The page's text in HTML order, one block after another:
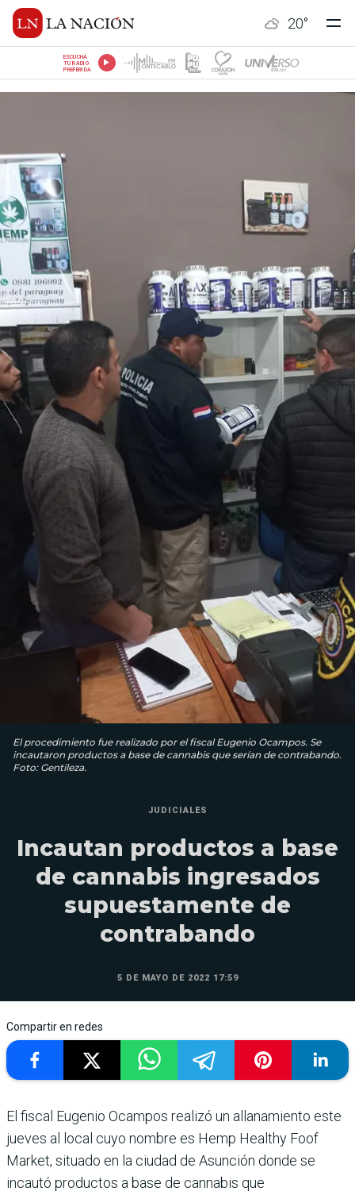
20°
ESCUCHÁ
TU RADIO
PREFERIDA
El procedimiento fue realizado por el fiscal Eugenio Ocampos. Se
incautaron productos a base de cannabis que serían de contrabando.
Foto: Gentileza.
JUDICIALES
Incautan productos a base
de cannabis ingresados
supuestamente de
contrabando
5 DE MAYO DE 2022 17:59
Compartir en redes
El fiscal Eugenio Ocampos realizó un allanamiento este
jueves al local cuyo nombre es Hemp Healthy Foof
Market, situado en la ciudad de Asunción donde se
incautó productos a base de cannabis que